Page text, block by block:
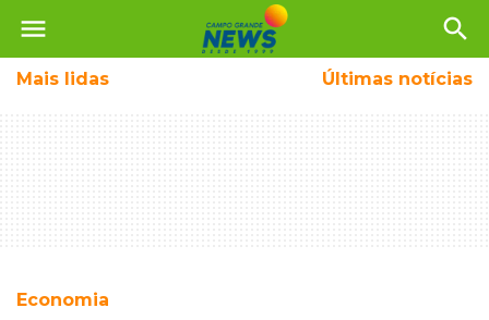
menu search
Mais lidas Últimas notícias
Economia